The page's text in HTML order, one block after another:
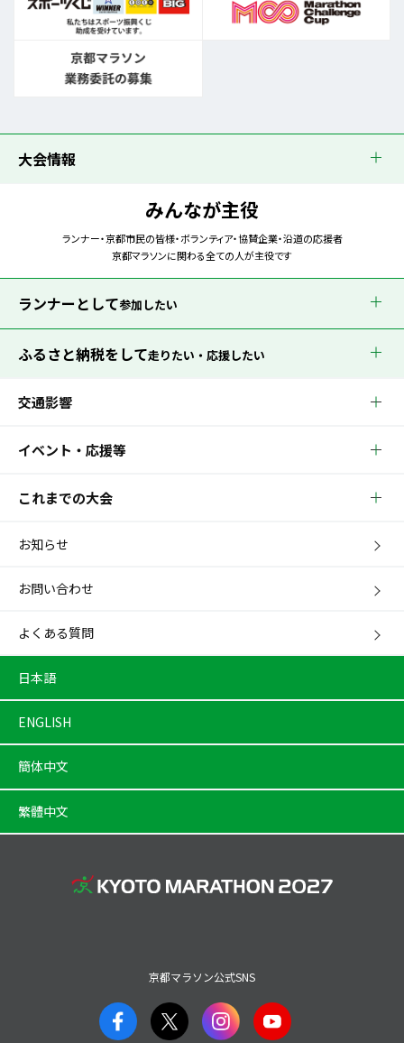
大会情報
みんなが主役
ランナー・京都市民の皆様・ボランティア・協賛企業・沿道の応援者
京都マラソンに関わる全ての人が主役です
ランナーとして参加したい
ふるさと納税をして走りたい・応援したい
交通影響
イベント・応援等
これまでの大会
お知らせ
お問い合わせ
よくある質問
日本語
ENGLISH
簡体中文
繁體中文
京都マラソン公式SNS